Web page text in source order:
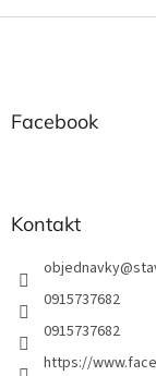
Z
Facebook
Kontakt
objednavky@
0915737682
0915737682
https://